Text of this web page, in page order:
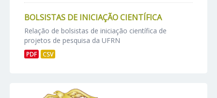
BOLSISTAS DE INICIAÇÃO CIENTÍFICA
Relação de bolsistas de iniciação científica de
projetos de pesquisa da UFRN
PDF CSV